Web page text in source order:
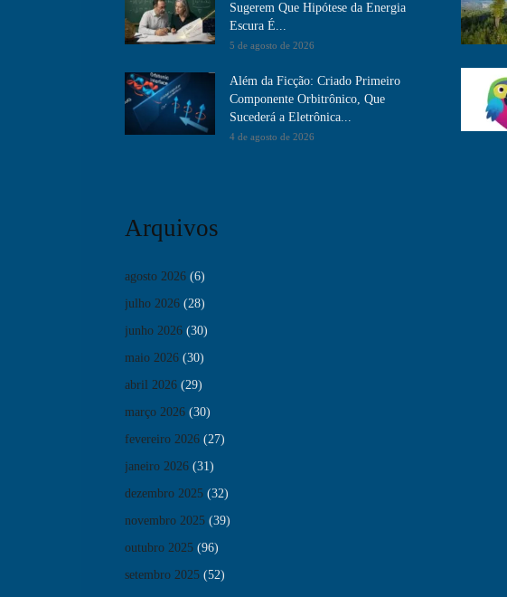
Sugerem Que Hipótese da Energia
Escura É...
5 de agosto de 2026
Além da Ficção: Criado Primeiro
Componente Orbitrônico, Que
Sucederá a Eletrônica...
4 de agosto de 2026
Arquivos
agosto 2026 (6)
julho 2026 (28)
junho 2026 (30)
maio 2026 (30)
abril 2026 (29)
março 2026 (30)
fevereiro 2026 (27)
janeiro 2026 (31)
dezembro 2025 (32)
novembro 2025 (39)
outubro 2025 (96)
setembro 2025 (52)